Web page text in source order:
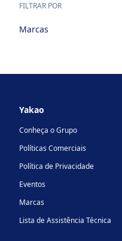
FILTRAR POR
Marcas
Yakao
Conheça o Grupo
Políticas Comerciais
Política de Privacidade
Eventos
Marcas
Lista de Assistência Técnica